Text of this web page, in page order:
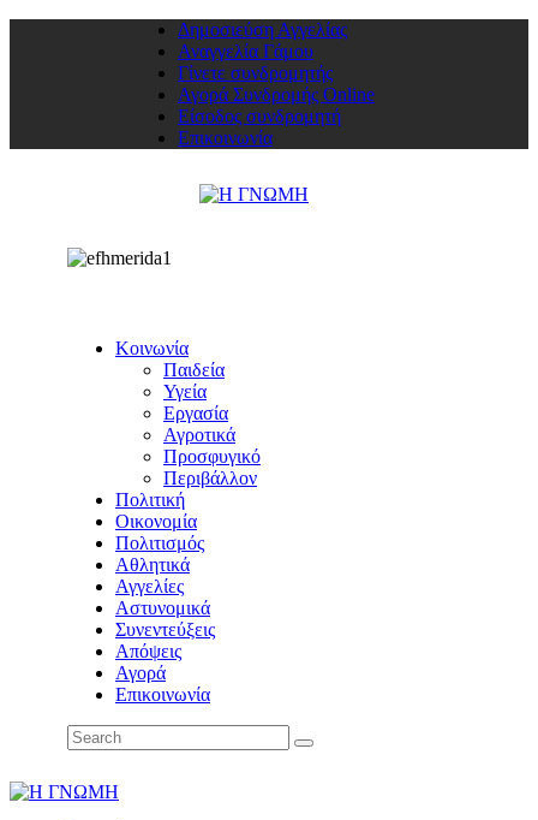
Δημοσιεύση Αγγελίας
Αναγγελία Γάμου
Γίνετε συνδρομητής
Αγορά Συνδρομής Online
Είσοδος συνδρομητή
Επικοινωνία
Κοινωνία
Παιδεία
Υγεία
Εργασία
Αγροτικά
Προσφυγικό
Περιβάλλον
Πολιτική
Οικονομία
Πολιτισμός
Αθλητικά
Αγγελίες
Αστυνομικά
Συνεντεύξεις
Απόψεις
Αγορά
Επικοινωνία